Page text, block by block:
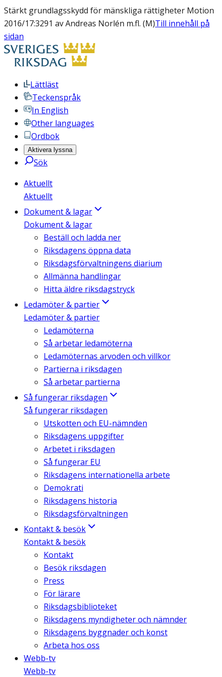
Stärkt grundlagsskydd för mänskliga rättigheter Motion
2016/17:3291 av Andreas Norlén m.fl. (M)Till innehåll på
sidan
Lättläst
Teckenspråk
In English
Other languages
Ordbok
Aktivera lyssna
Sök
Aktuellt
Aktuellt
Dokument & lagar
Dokument & lagar
Beställ och ladda ner
Riksdagens öppna data
Riksdagsförvaltningens diarium
Allmänna handlingar
Hitta äldre riksdagstryck
Ledamöter & partier
Ledamöter & partier
Ledamöterna
Så arbetar ledamöterna
Ledamöternas arvoden och villkor
Partierna i riksdagen
Så arbetar partierna
Så fungerar riksdagen
Så fungerar riksdagen
Utskotten och EU-nämnden
Riksdagens uppgifter
Arbetet i riksdagen
Så fungerar EU
Riksdagens internationella arbete
Demokrati
Riksdagens historia
Riksdagsförvaltningen
Kontakt & besök
Kontakt & besök
Kontakt
Besök riksdagen
Press
För lärare
Riksdagsbiblioteket
Riksdagens myndigheter och nämnder
Riksdagens byggnader och konst
Arbeta hos oss
Webb-tv
Webb-tv